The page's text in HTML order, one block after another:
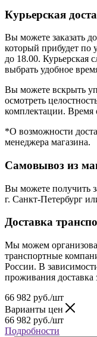
Курьерская
Вы можете заказать
который прибудет по
до 18.00. Курьерская
выбрать удобное
Вы можете вскрыть
осмотреть
комплектации. Время
*О возможности
менеджера магазина.
Самовывоз из
Вы можете получить
г. Санкт-Петербург
Доставка
Мы можем
транспортные
России. В
проживания доставка
66 982 руб./шт
Варианты цен
66 982 руб./шт
Подробности